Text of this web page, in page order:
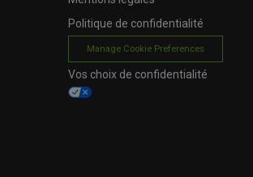
Politique de confidentialité
Manage Cookie Preferences
Vos choix de confidentialité